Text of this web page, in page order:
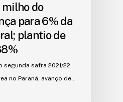
do
para 6% da
plantio de
segunda safra 2021/22
no Paraná, avanço de…